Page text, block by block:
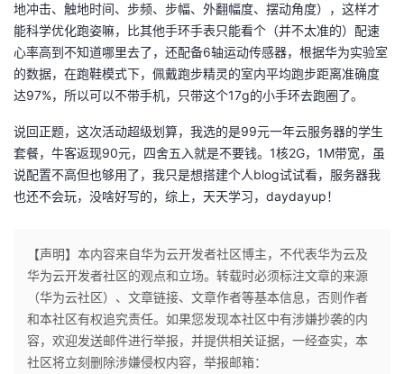
者
我
博
客
的
论
我
的
子
我
直
播
的
活
我
的
我
地冲击、触地时间、步频、步幅、外翻幅度、摆动角度），这样才
能科学优化跑姿嘛，比其他手环手表只能看个（并不太准的）配速
心率高到不知道哪里去了，还配备6轴运动传感器，根据华为实验室
的数据，在跑鞋模式下，佩戴跑步精灵的室内平均跑步距离准确度
达97%，所以可以不带手机，只带这个17g的小手环去跑圈了。
说回正题，这次活动超级划算，我选的是99元一年云服务器的学生
套餐，牛客返现90元，四舍五入就是不要钱。1核2G，1M带宽，虽
说配置不高但也够用了，我只是想搭建个人blog试试看，服务器我
也还不会玩，没啥好写的，综上，天天学习，daydayup！
【声明】本内容来自华为云开发者社区博主，不代表华为云及
华为云开发者社区的观点和立场。转载时必须标注文章的来源
（华为云社区）、文章链接、文章作者等基本信息，否则作者
和本社区有权追究责任。如果您发现本社区中有涉嫌抄袭的内
容，欢迎发送邮件进行举报，并提供相关证据，一经查实，本
社区将立刻删除涉嫌侵权内容，举报邮箱：